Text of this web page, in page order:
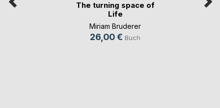
The turning space of
Life
Miriam Bruderer
26,00 € Buch